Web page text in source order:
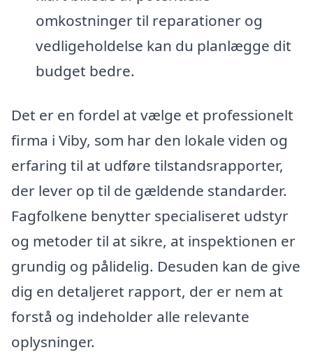
omkostninger til reparationer og
vedligeholdelse kan du planlægge dit
budget bedre.
Det er en fordel at vælge et professionelt
firma i Viby, som har den lokale viden og
erfaring til at udføre tilstandsrapporter,
der lever op til de gældende standarder.
Fagfolkene benytter specialiseret udstyr
og metoder til at sikre, at inspektionen er
grundig og pålidelig. Desuden kan de give
dig en detaljeret rapport, der er nem at
forstå og indeholder alle relevante
oplysninger.